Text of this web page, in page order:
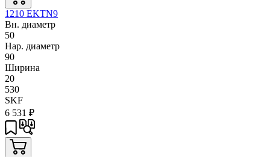
1210 EKTN9
Вн. диаметр
50
Нар. диаметр
90
Ширина
20
530
SKF
6 531 ₽